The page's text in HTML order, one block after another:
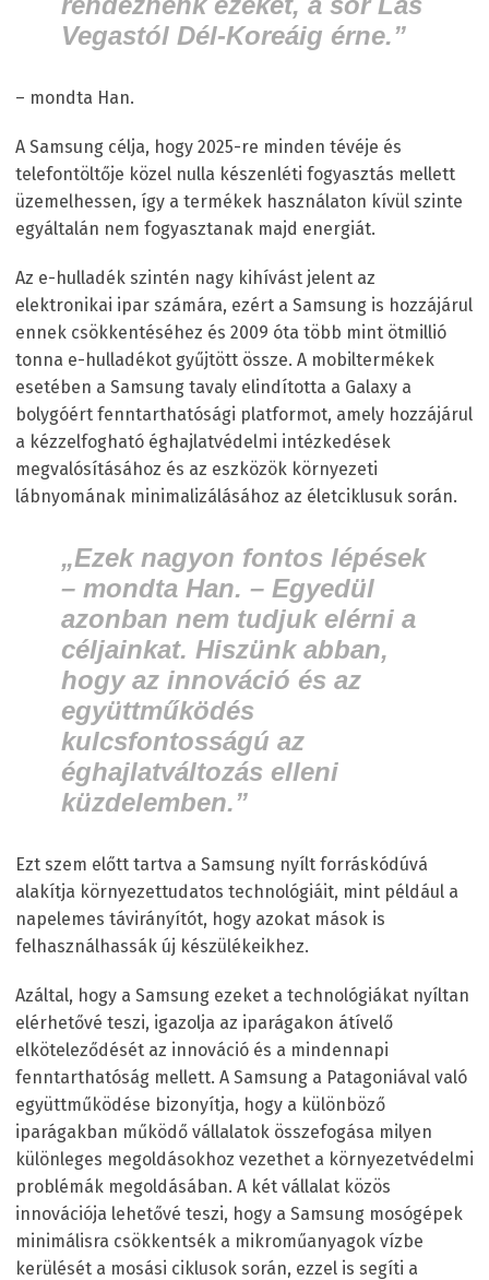
Vegastól Dél-Koreáig érne.”
– mondta Han.
A Samsung célja, hogy 2025-re minden tévéje és
telefontöltője közel nulla készenléti fogyasztás mellett
üzemelhessen, így a termékek használaton kívül szinte
egyáltalán nem fogyasztanak majd energiát.
Az e-hulladék szintén nagy kihívást jelent az
elektronikai ipar számára, ezért a Samsung is hozzájárul
ennek csökkentéséhez és 2009 óta több mint ötmillió
tonna e-hulladékot gyűjtött össze. A mobiltermékek
esetében a Samsung tavaly elindította a Galaxy a
bolygóért fenntarthatósági platformot, amely hozzájárul
a kézzelfogható éghajlatvédelmi intézkedések
megvalósításához és az eszközök környezeti
lábnyomának minimalizálásához az életciklusuk során.
„Ezek nagyon fontos lépések
– mondta Han. – Egyedül
azonban nem tudjuk elérni a
céljainkat. Hiszünk abban,
hogy az innováció és az
együttműködés
kulcsfontosságú az
éghajlatváltozás elleni
küzdelemben.”
Ezt szem előtt tartva a Samsung nyílt forráskódúvá
alakítja környezettudatos technológiáit, mint például a
napelemes távirányítót, hogy azokat mások is
felhasználhassák új készülékeikhez.
Azáltal, hogy a Samsung ezeket a technológiákat nyíltan
elérhetővé teszi, igazolja az iparágakon átívelő
elköteleződését az innováció és a mindennapi
fenntarthatóság mellett. A Samsung a Patagoniával való
együttműködése bizonyítja, hogy a különböző
iparágakban működő vállalatok összefogása milyen
különleges megoldásokhoz vezethet a környezetvédelmi
problémák megoldásában. A két vállalat közös
innovációja lehetővé teszi, hogy a Samsung mosógépek
minimálisra csökkentsék a mikroműanyagok vízbe
kerülését a mosási ciklusok során, ezzel is segíti a